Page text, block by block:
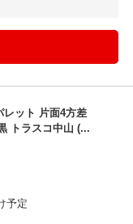
レット 片面4方差
トラスコ中山 (...
予定